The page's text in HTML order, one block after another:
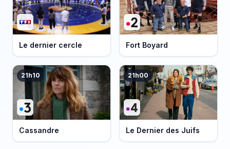
Le dernier cercle Fort Boyard
21h10
Cassandre
21h00
Le Dernier des Juifs